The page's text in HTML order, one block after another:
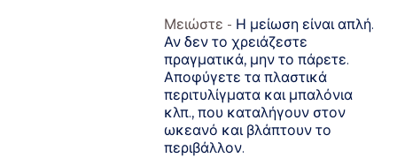
Μειώστε - Η μείωση είναι απλή.
Αν δεν το χρειάζεστε
πραγματικά, μην το πάρετε.
Αποφύγετε τα πλαστικά
περιτυλίγματα και μπαλόνια
κλπ., που καταλήγουν στον
ωκεανό και βλάπτουν το
περιβάλλον.